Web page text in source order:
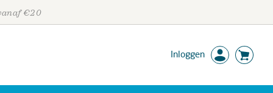
€20
Inloggen